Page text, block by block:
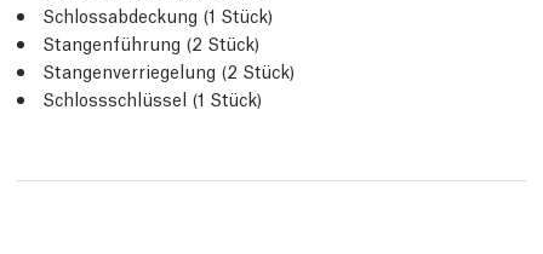
Schlossabdeckung (1 Stück)
Stangenführung (2 Stück)
Stangenverriegelung (2 Stück)
Schlossschlüssel (1 Stück)